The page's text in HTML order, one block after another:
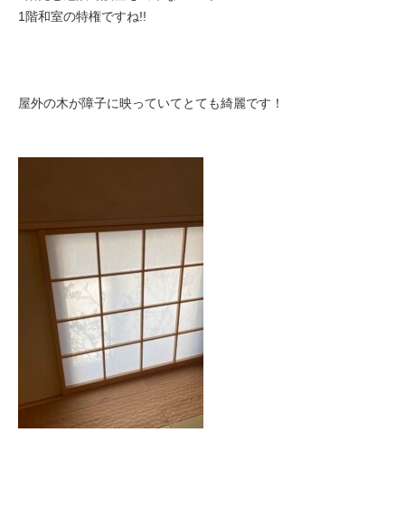
1階和室の特権ですね!!
屋外の木が障子に映っていてとても綺麗です！